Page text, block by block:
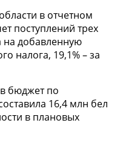
в отчетном
поступлений трех
на добавленную
налога, 19,1% – за
бюджет по
16,4 млн бел
в плановых